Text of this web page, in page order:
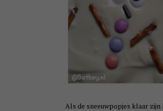
Als de sneeuwpopjes klaar zijn